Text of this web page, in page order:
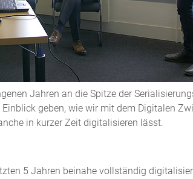
Jahren an die Spitze der
geben, wie wir mit dem Digitalen
in kurzer Zeit digitalisieren lässt.
5 Jahren beinahe vollständig